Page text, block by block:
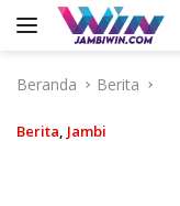
Langsung
Beranda
Berita
Berita, Jambi